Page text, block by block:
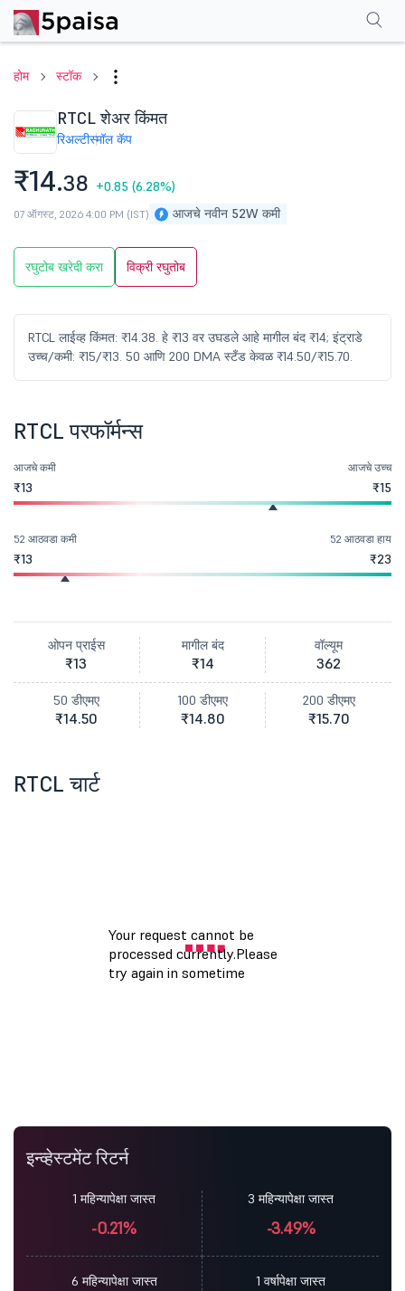
होम स्टॉक
RTCL शेअर किंमत
रिअल्टीस्मॉल कॅप
₹14.38 +0.85 (6.28%)
आजचे नवीन 52W कमी
07 ऑगस्ट, 2026 4:00 PM (IST)
रघुटोब खरेदी करा विक्री रघुतोब
RTCL लाईव्ह किंमत: ₹14.38. हे ₹13 वर उघडले आहे मागील बंद ₹14; इंट्राडे
उच्च/कमी: ₹15/₹13. 50 आणि 200 DMA स्टँड केवळ ₹14.50/₹15.70.
परफॉर्मन्सफायनान्शियल्स एफएक्यू
RTCL परफॉर्मन्स
आजचे कमी
₹13
आजचे उच्च
₹15
52 आठवडा कमी
₹13
52 आठवडा हाय
₹23
ओपन प्राईस
₹13
मागील बंद
₹14
वॉल्यूम
362
50 डीएमए
₹14.50
100 डीएमए
₹14.80
200 डीएमए
₹15.70
RTCL चार्ट
इन्व्हेस्टमेंट रिटर्न
1 महिन्यापेक्षा जास्त
-0.21%
3 महिन्यापेक्षा जास्त
-3.49%
6 महिन्यापेक्षा जास्त 1 वर्षापेक्षा जास्त